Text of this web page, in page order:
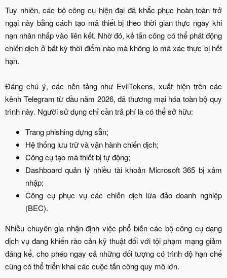
Tuy nhiên, các bộ công cụ hiện đại đã khắc phục hoàn toàn trở
ngại này bằng cách tạo mã thiết bị theo thời gian thực ngay khi
nạn nhân nhấp vào liên kết. Nhờ đó, kẻ tấn công có thể phát động
chiến dịch ở bất kỳ thời điểm nào mà không lo mã xác thực bị hết
hạn.
Đáng chú ý, các nền tảng như EvilTokens, xuất hiện trên các
kênh Telegram từ đầu năm 2026, đã thương mại hóa toàn bộ quy
trình này. Người sử dụng chỉ cần trả phí là có thể sở hữu:​
Trang phishing dựng sẵn;​
Hệ thống lưu trữ và vận hành chiến dịch;​
Công cụ tạo mã thiết bị tự động;​
Dashboard quản lý nhiều tài khoản Microsoft 365 bị xâm
nhập;​
Công cụ phục vụ các chiến dịch lừa đảo doanh nghiệp
(BEC).​
Nhiều chuyên gia nhận định việc phổ biến các bộ công cụ dạng
dịch vụ đang khiến rào cản kỹ thuật đối với tội phạm mạng giảm
đáng kể, cho phép ngay cả những đối tượng có trình độ hạn chế
cũng có thể triển khai các cuộc tấn công quy mô lớn.​